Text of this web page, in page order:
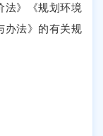
》《规划环境
办法》的有关规